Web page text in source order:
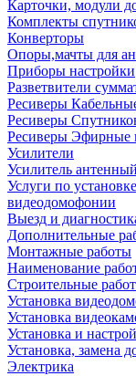
Карточки, модули
Комплекты
Конверторы
Опоры,мачты для
Приборы настройки
Разветвители
Ресиверы
Ресиверы
Ресиверы Эфирные
Усилители
Усилитель антенный
Услуги по
видеодомофонии
Выезд и
Дополнительные
Монтажные работы
Наименование
Строительные
Установка
Установка
Установка и
Установка, замена
Электрика